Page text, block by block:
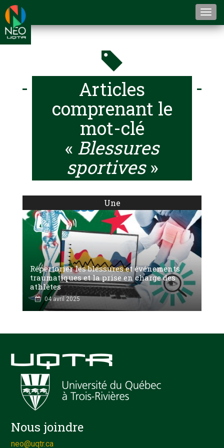
Articles
comprenant le
mot-clé
« Blessures
sportives»
Une
Répertorier les blessures et événements
traumatiques et la prise en charge des
athlètes
04 avril 2025
Nous joindre
neo@uqtr.ca